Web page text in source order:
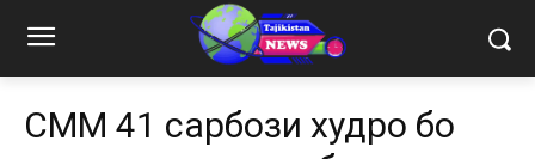
СММ 41 сарбози худро бо